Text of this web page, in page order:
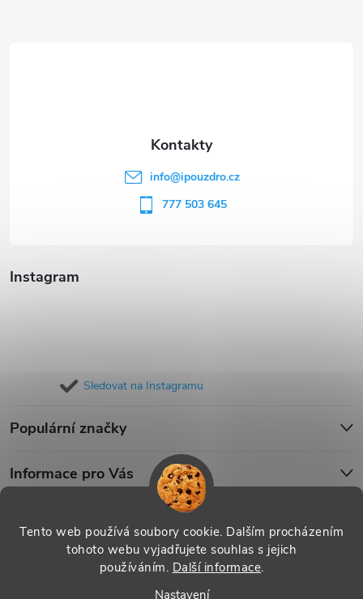
Tento web používá soubory cookie. Dalším procházením
tohoto webu vyjadřujete souhlas s jejich
používáním. Další informace.
Nastavení
Instagram
Sledovat na Instagramu
Populární značky
Informace pro Vás
info@ipouzdro.cz
777 503 645
Copyright 2026 . Všechna práva vyhrazena.
nastavení cookies